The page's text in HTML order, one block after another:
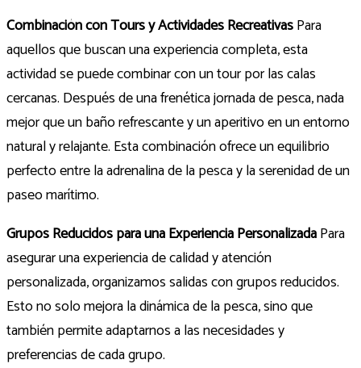
Combinación con Tours y Actividades RecreativasPara
aquellos que buscan una experiencia completa, esta
actividad se puede combinar con un tour por las calas
cercanas. Después de una frenética jornada de pesca, nada
mejor que un baño refrescante y un aperitivo en un entorno
natural y relajante. Esta combinación ofrece un equilibrio
perfecto entre la adrenalina de la pesca y la serenidad de un
paseo marítimo.
Grupos Reducidos para una Experiencia PersonalizadaPara
asegurar una experiencia de calidad y atención
personalizada, organizamos salidas con grupos reducidos.
Esto no solo mejora la dinámica de la pesca, sino que
también permite adaptarnos a las necesidades y
preferencias de cada grupo.